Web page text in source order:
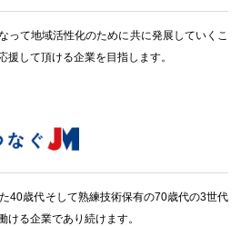
って地域活性化のために共に発展していくこ
援して頂ける企業を目指します。
40歳代そして熟練技術保有の70歳代の3世代
ける企業であり続けます。